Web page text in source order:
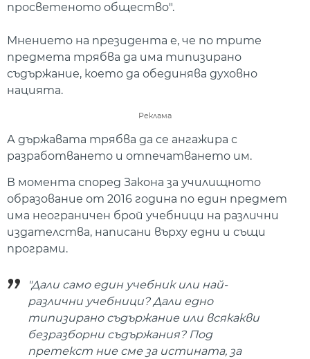
просветеното общество".
Мнението на президента е, че по трите
предмета трябва да има типизирано
съдържание, което да обединява духовно
нацията.
Реклама
А държавата трябва да се ангажира с
разработването и отпечатването им.
В момента според Закона за училищното
образование от 2016 година по един предмет
има неограничен брой учебници на различни
издателства, написани върху едни и същи
програми.
"Дали само един учебник или най-
различни учебници? Дали едно
типизирано съдържание или всякакви
безразборни съдържания? Под
претекст ние сме за истината, за